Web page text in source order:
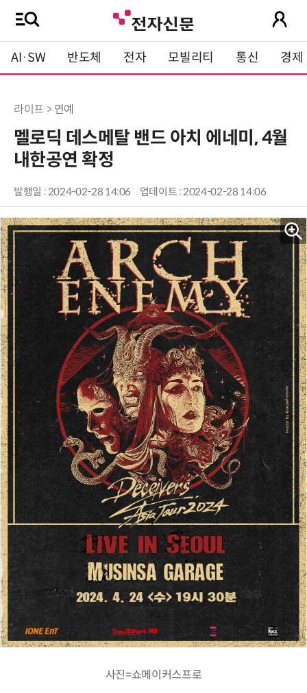
AI·SW 반도체 전자 모빌리티 통신 경제
라이프 > 연예
멜로딕 데스메탈 밴드 아치 에네미, 4월
내한공연 확정
발행일 : 2024-02-28 14:06 업데이트 : 2024-02-28 14:06
사진=쇼메이커스프로